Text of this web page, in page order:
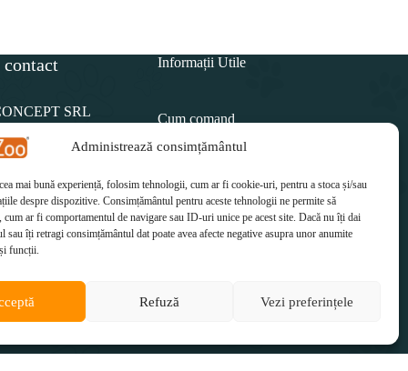
Administrează consimțământul
mai bună experiență, folosim tehnologii, cum ar fi cookie-uri, pentru a stoca și/sau
despre dispozitive. Consimțământul pentru aceste tehnologii ne permite să
cum ar fi comportamentul de navigare sau ID-uri unice pe acest site. Dacă nu îți dai
sau îți retragi consimțământul dat poate avea afecte negative asupra unor anumite
funcții.
Refuză Vezi preferințele
SRL
812
Informații Utile
Cum comand
Politica de retur
Cum plătesc
Cum se livrează